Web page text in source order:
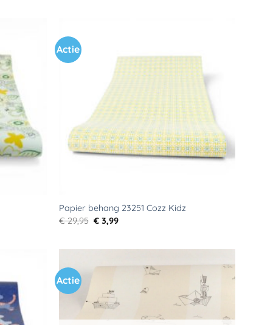
verlanglijst
Actie
verlanglijst
Papier behang 23251 Cozz Kidz
€29,95 Oorspronkelijke
prijs
€ 3,99Huidige
Toevoegen
aan
verlanglijst
Actie
Toevoegen
aan
verlanglijst